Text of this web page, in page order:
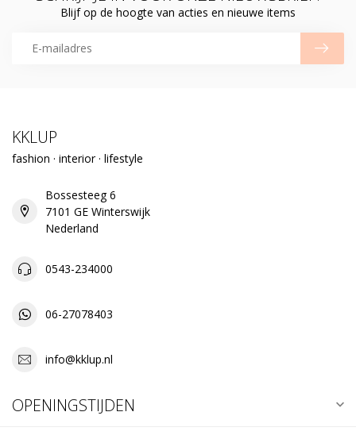
Blijf op de hoogte van acties en nieuwe items
KKLUP
fashion · interior · lifestyle
Bossesteeg 6
7101 GE Winterswijk
Nederland
0543-234000
06-27078403
info@kklup.nl
OPENINGSTIJDEN